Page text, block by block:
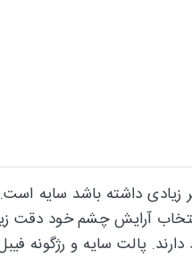
زیادی داشته باشد سایه
آرایش چشم خود دقت
پالت سایه و رژگونه